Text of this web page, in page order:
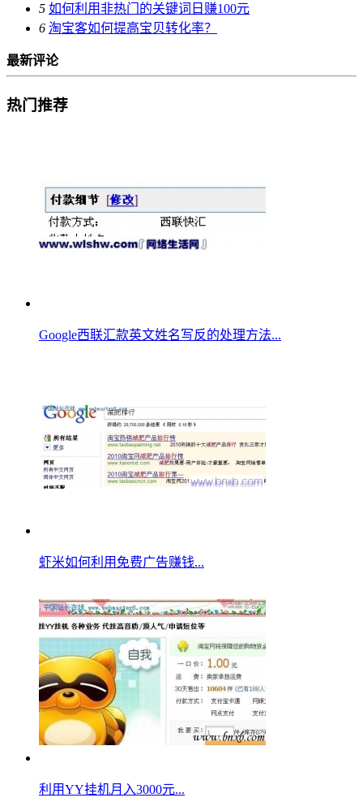
5 如何利用非热门的关键词日赚100元
6 淘宝客如何提高宝贝转化率？
最新评论
热门推荐
Google西联汇款英文姓名写反的处理方法...
虾米如何利用免费广告赚钱...
利用YY挂机月入3000元...